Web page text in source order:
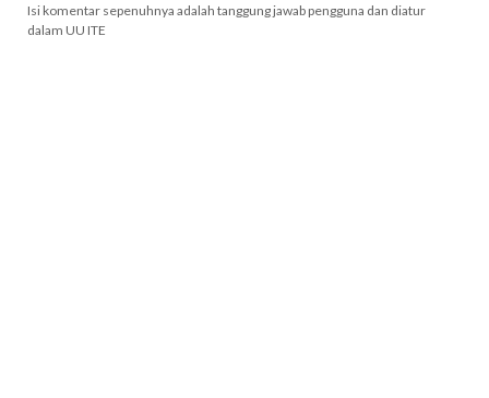
Isi komentar sepenuhnya adalah tanggung jawab pengguna dan diatur
dalam UU ITE